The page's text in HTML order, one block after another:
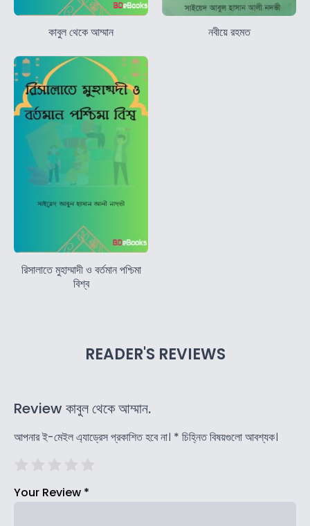
কাবুল থেকে আম্মান নবীয়ে রহমত
রিসালাতে মুহাম্মাদী ও বর্তমান পশ্চিমা
বিশ্ব
READER'S REVIEWS
Review কাবুল থেকে আম্মান.
আপনার ই-মেইল এ্যাড্রেস প্রকাশিত হবে না। * চিহ্নিত বিষয়গুলো আবশ্যক।
Your Review *